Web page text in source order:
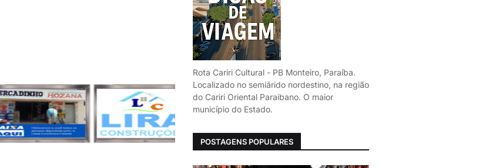
Rota Cariri Cultural - PB Monteiro, Paraíba.
Localizado no semiárido nordestino, na região
do Cariri Oriental Paraibano. O maior
município do Estado.
POSTAGENS POPULARES